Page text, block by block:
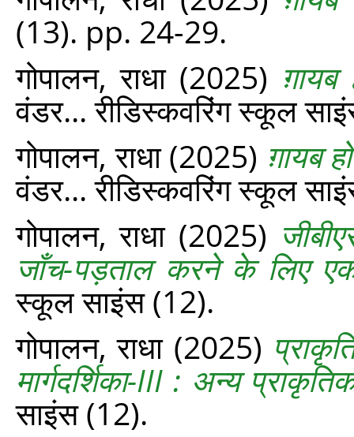
(13). pp. 24-29.
गोपालन, राधा(2025) ग़ायब
वंडर... रीडिस्‍कवरिंग स्‍कूल
गोपालन, राधा(2025) ग़ायब
वंडर... रीडिस्‍कवरिंग स्‍कूल
गोपालन, राधा(2025)
जाँच-पड़ताल करने के लिए
स्‍कूल साइंस (12).
गोपालन, राधा(2025)
मार्गदर्शिका-III : अन्‍य
साइंस (12).